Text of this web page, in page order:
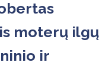
moterų ilgų
ir